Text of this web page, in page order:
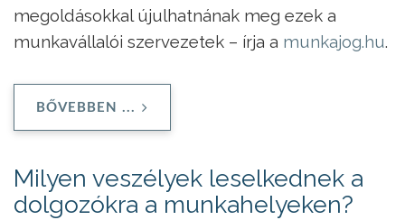
megoldásokkal újulhatnának meg ezek a
munkavállalói szervezetek – írja a munkajog.hu.
BŐVEBBEN ...
Milyen veszélyek leselkednek a
dolgozókra a munkahelyeken?